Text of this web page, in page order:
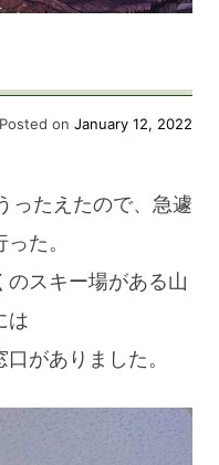
Posted on January 12, 2022
ったえたので、急遽
た。
スキー場がある山
は
がありました。